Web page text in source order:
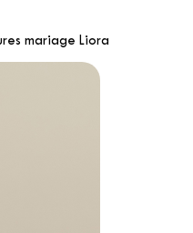
mariage Liora